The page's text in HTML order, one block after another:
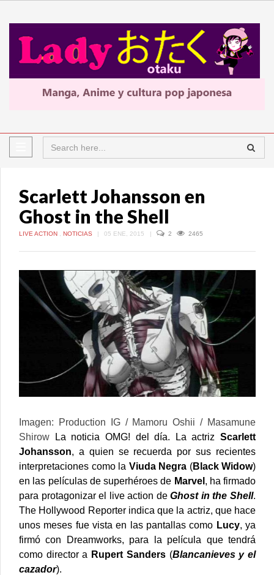
Scarlett Johansson en
Ghost in the Shell
LIVE ACTION , NOTICIAS | 05 ENE, 2015 | 2 2465
Imagen: Production IG / Mamoru Oshii / Masamune
Shirow
La noticia OMG! del día. La actriz Scarlett
Johansson, a quien se recuerda por sus recientes
interpretaciones como la Viuda Negra (Black Widow)
en las películas de superhéroes de Marvel , ha firmado
para protagonizar el live action deGhost in the Shell.
The Hollywood Reporterindica que la actriz, que hace
unos meses fue vista en las pantallas como Lucy, ya
firmó con Dreamworks, para la película que tendrá
como director a Rupert Sanders(Blancanieves y el
cazador).